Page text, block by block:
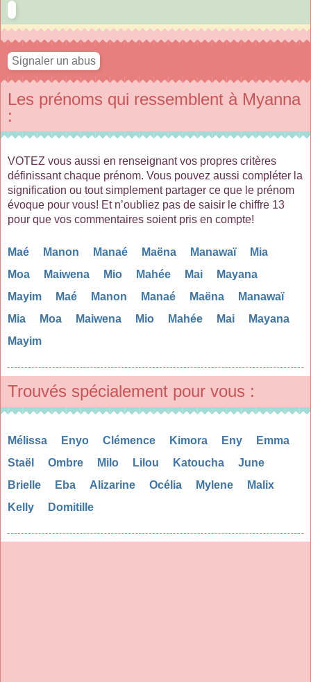
Les prénoms qui ressemblent à Myanna
:
VOTEZ vous aussi en renseignant vos propres critères
définissant chaque prénom. Vous pouvez aussi compléter la
signification ou tout simplement partager ce que le prénom
évoque pour vous! Et n’oubliez pas de saisir le chiffre 13
pour que vos commentaires soient pris en compte!
Maé Manon Manaé Maëna Manawaï
Mia
Moa
Maiwena Mio Mahée Mai
Mayana
Mayim
Maé Manon Manaé Maëna
Manawaï
Mia
Moa Maiwena Mio Mahée Mai
Mayana
Mayim
Trouvés spécialement pour vous :
Mélissa Enyo Clémence Kimora Eny
Emma
Staël
Ombre Milo Lilou Katoucha
June
Brielle
Eba Alizarine Océlia Mylene
Malix
Kelly
Domitille